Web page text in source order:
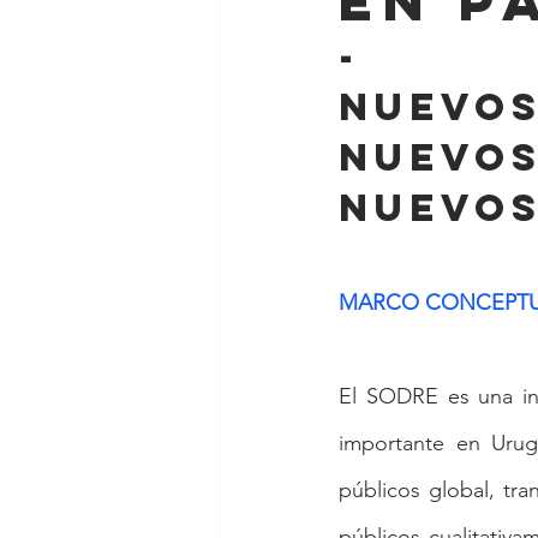
-
MARCO
El SODRE es una
importante en
públicos global,